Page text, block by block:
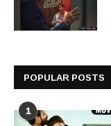
POPULAR POSTS
1